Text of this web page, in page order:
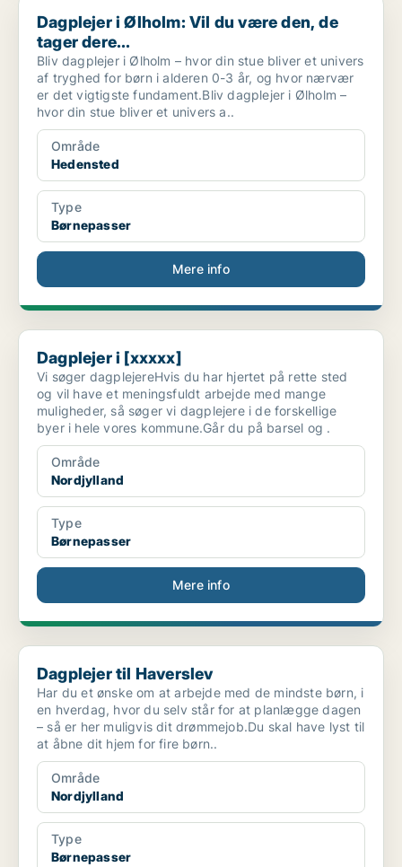
Dagplejer i Ølholm: Vil du være den, de
tager dere...
Bliv dagplejer i Ølholm – hvor din stue bliver et univers
af tryghed for børn i alderen 0-3 år, og hvor nærvær
er det vigtigste fundament.Bliv dagplejer i Ølholm –
hvor din stue bliver et univers a..
Område
Hedensted
Type
Børnepasser
Mere info
Dagplejer i [xxxxx]
Dagplejer i [xxxxx]
Vi søger dagplejereHvis du har hjertet på rette sted
og vil have et meningsfuldt arbejde med mange
muligheder, så søger vi dagplejere i de forskellige
byer i hele vores kommune.Går du på barsel og .
Område
Nordjylland
Type
Børnepasser
Mere info
Dagplejer til Haverslev
Dagplejer til Haverslev
Har du et ønske om at arbejde med de mindste børn, i
en hverdag, hvor du selv står for at planlægge dagen
– så er her muligvis dit drømmejob.Du skal have lyst til
at åbne dit hjem for fire børn..
Område
Nordjylland
Type
Børnepasser